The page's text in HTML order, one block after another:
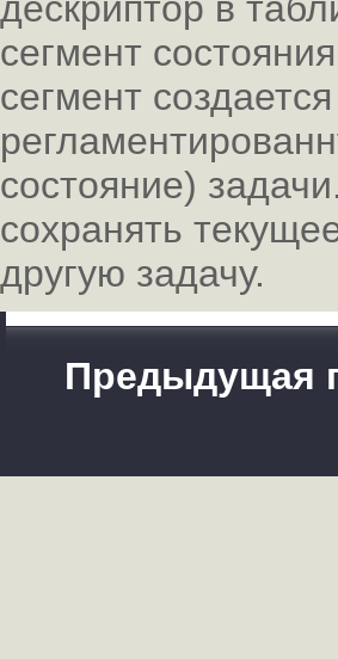
сегмент
сегмент
состояние)
сохранять
другую задачу.
Предыдущая